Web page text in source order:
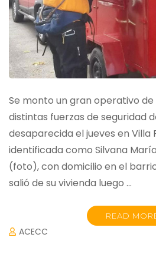
Se monto un gran operativo
distintas fuerzas de seguridad
desaparecida el jueves en Villa
identificada como Silvana
(foto), con domicilio en el
salió de su vivienda luego …
READ
ACECC